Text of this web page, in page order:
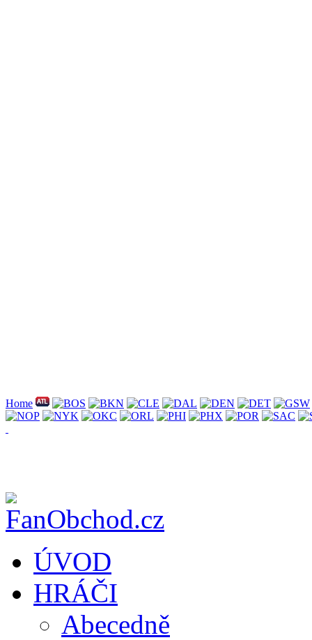
Home
ÚVOD
HRÁČI
Abecedně